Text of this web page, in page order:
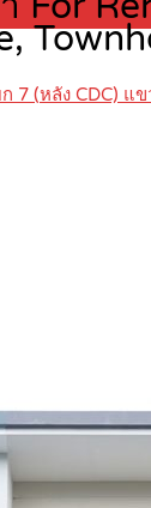
(หลัง CDC) แข